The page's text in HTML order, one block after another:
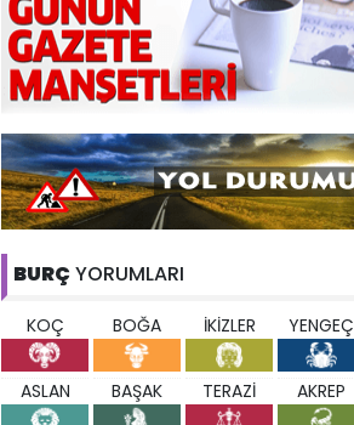
BURÇ YORUMLARI
KOÇ BOĞA İKİZLER YENGEÇ
ASLAN BAŞAK TERAZİ AKREP